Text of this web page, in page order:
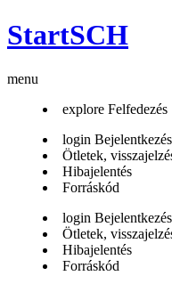
StartSCH
menu
explore Felfedezés
login Bejelentkezés
Ötletek,
Hibajelentés
Forráskód
login Bejelentkezés
Ötletek,
Hibajelentés
Forráskód